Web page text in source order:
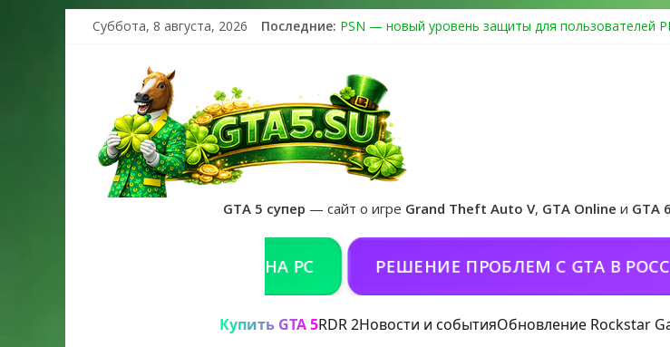
Суббота, 8 августа, 2026 Последние: PSN — новый уровень защиты для пользователей
Получайте особые награды в GTA Online по
GTA 6 официальная обложка игры и Предзаказ
GTA 5 супер — сайт о игре Grand Theft Auto V, GTA Online и GTA 6
КУПИТЬ GTA 5 ONLINE НА PC РЕШЕНИЕ ПРОБЛЕМ С GTA В РОССИИ
Купить GTA 5RDR 2Новости и событияОбновление Rockstar